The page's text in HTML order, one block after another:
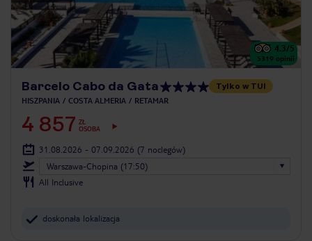
4.3/5
5319 opinii
Barcelo Cabo da Gata Tylko w TUI
HISZPANIA COSTA ALMERIA RETAMAR
4 857 ZŁ
OSOBA
31.08.2026 - 07.09.2026 (7 noclegów)
Warszawa-Chopina (17:50)
All Inclusive
doskonała lokalizacja